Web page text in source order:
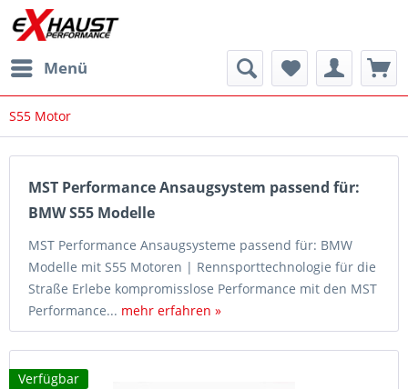
Menü
S55 Motor
MST Performance Ansaugsystem passend für:
BMW S55 Modelle
MST Performance Ansaugsysteme passend für: BMW
Modelle mit S55 Motoren | Rennsporttechnologie für die
Straße Erlebe kompromisslose Performance mit den MST
Performance... mehr erfahren »
Verfügbar